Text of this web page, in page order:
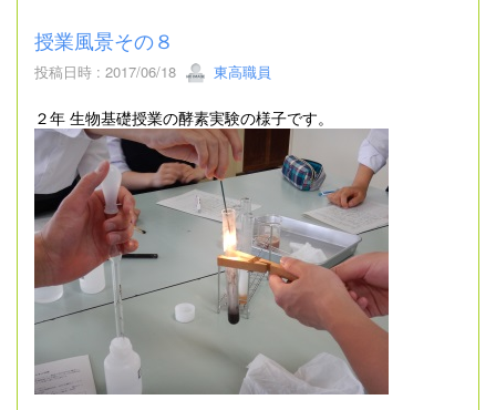
授業風景その８
投稿日時 : 2017/06/18 東高職員
２年 生物基礎授業の酵素実験の様子です。